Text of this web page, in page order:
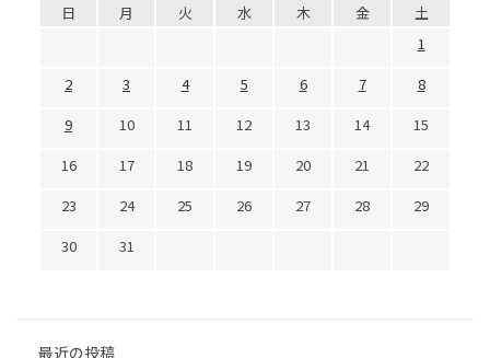
日 月 火 水 木 金
土
1
2
3 4 5 6 7
8
9
10 11 12 13 14
15
16
17 18 19 20 21
22
23
24 25 26 27 28
29
30
31
最近の投稿